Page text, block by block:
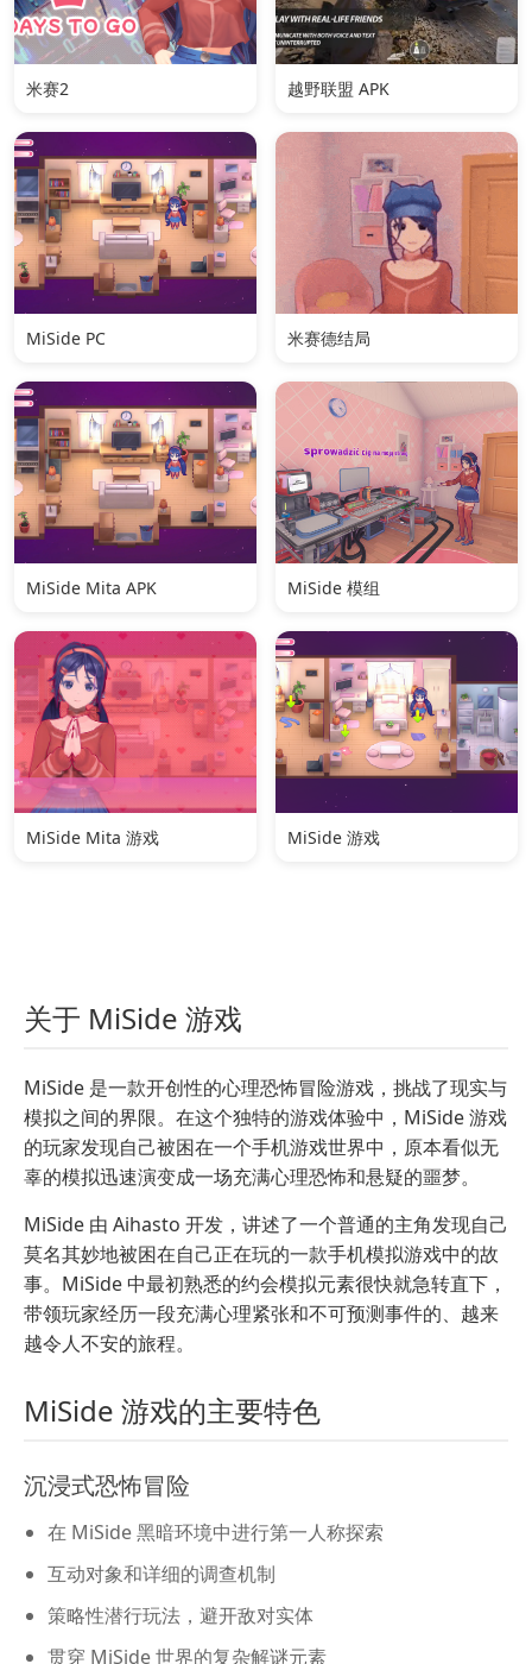
米赛2 越野联盟 APK
MiSide PC 米赛德结局
MiSide Mita APK MiSide 模组
MiSide Mita 游戏 MiSide 游戏
关于 MiSide 游戏
MiSide 是一款开创性的心理恐怖冒险游戏，挑战了现实与
模拟之间的界限。在这个独特的游戏体验中，MiSide 游戏
的玩家发现自己被困在一个手机游戏世界中，原本看似无
辜的模拟迅速演变成一场充满心理恐怖和悬疑的噩梦。
MiSide 由 Aihasto 开发，讲述了一个普通的主角发现自己
莫名其妙地被困在自己正在玩的一款手机模拟游戏中的故
事。MiSide 中最初熟悉的约会模拟元素很快就急转直下，
带领玩家经历一段充满心理紧张和不可预测事件的、越来
越令人不安的旅程。
MiSide 游戏的主要特色
沉浸式恐怖冒险
在 MiSide 黑暗环境中进行第一人称探索
互动对象和详细的调查机制
策略性潜行玩法，避开敌对实体
贯穿 MiSide 世界的复杂解谜元素